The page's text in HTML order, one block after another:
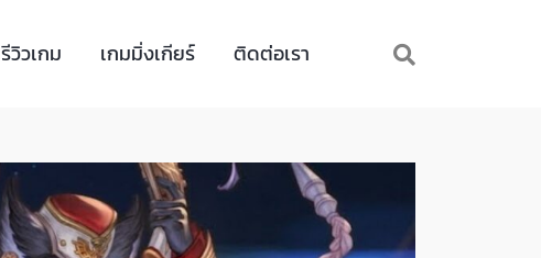
รีวิวเกม เกมมิ่งเกียร์ ติดต่อเรา